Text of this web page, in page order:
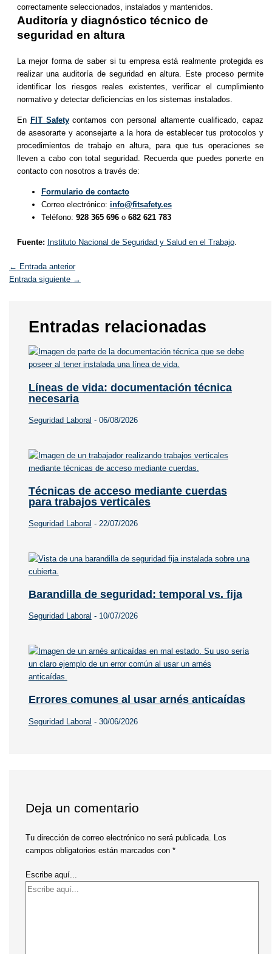
correctamente seleccionados, instalados y mantenidos.
Auditoría y diagnóstico técnico de
seguridad en altura
La mejor forma de saber si tu empresa está realmente protegida es
realizar una auditoría de seguridad en altura. Este proceso permite
identificar los riesgos reales existentes, verificar el cumplimiento
normativo y detectar deficiencias en los sistemas instalados.
En FIT Safetycontamos con personal altamente cualificado, capaz
de asesorarte y aconsejarte a la hora de establecer tus protocolos y
procedimientos de trabajo en altura, para que tus operaciones se
lleven a cabo con total seguridad. Recuerda que puedes ponerte en
contacto con nosotros a través de:
Formulario de contacto
Correo electrónico: info@fitsafety.es
Teléfono: 928 365 696o 682 621 783
Fuente: Instituto Nacional de Seguridad y Salud en el Trabajo.
← Entrada anterior
Entrada siguiente →
Entradas relacionadas
Líneas de vida: documentación técnica
necesaria
Seguridad Laboral - 06/08/2026
Técnicas de acceso mediante cuerdas
para trabajos verticales
Seguridad Laboral - 22/07/2026
Barandilla de seguridad: temporal vs. fija
Seguridad Laboral - 10/07/2026
Errores comunes al usar arnés anticaídas
Seguridad Laboral - 30/06/2026
Deja un comentario
Tu dirección de correo electrónico no será publicada. Los
campos obligatorios están marcados con*
Escribe aquí...